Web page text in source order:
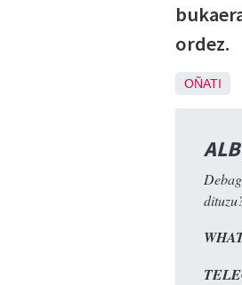
ordez.
OÑATI